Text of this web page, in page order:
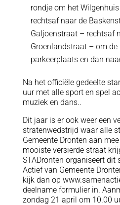
rondje om het
rechtsaf naar de
Galjoenstraat – rechtsaf
Groenlandstraat – om de
parkeerplaats en dan
Na het officiële gedeelte
uur met alle sport en spel
muziek en dans..
Dit jaar is er ook weer een
stratenwedstrijd waar alle
Gemeente Dronten aan
mooiste versierde straat
STADronten organiseert dit
Actief van Gemeente
kijk dan op
deelname formulier in.
zondag 21 april om 10.00